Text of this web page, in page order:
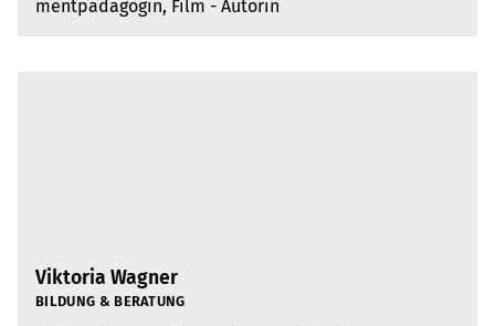
ment­päd­ago­gin, Film - Auto­rin
Viktoria Wagner
BIL­DUNG & BERA­TUNG